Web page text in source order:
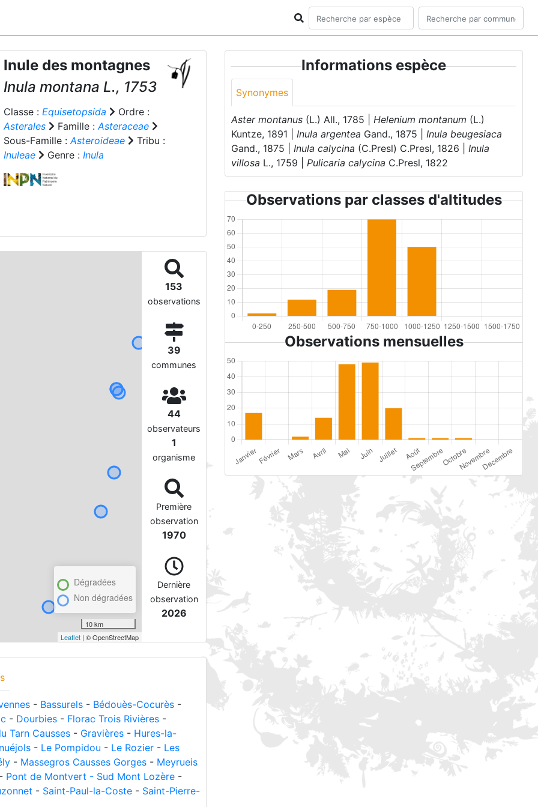
Inule des montagnes
Inula montana L., 1753
Classe : Equisetopsida
Ordre :
Asterales
Famille :Asteraceae
Sous-Famille :Asteroideae
Tribu :
Inuleae
Genre : Inula
Dégradées
Non dégradées
10 km
Leaflet| © OpenStreetMap
153
observations
39
communes
44
observateurs
1
organisme
Première
observation
1970
Dernière
observation
2026
- Bassurels - Bédouès-Cocurès -
- Dourbies - Florac Trois Rivières -
Tarn Causses - Gravières - Hures-la-
- Le Pompidou - Le Rozier - Les
- Massegros Causses Gorges - Meyrueis
Pont de Montvert - Sud Mont Lozère -
- Saint-Paul-la-Coste - Saint-Pierre-
Informations espèce
Synonymes
Aster montanus (L.) All., 1785 |Helenium montanum (L.)
Kuntze, 1891 |Inula argentea Gand., 1875 |Inula beugesiaca
Gand., 1875 |Inula calycina (C.Presl) C.Presl, 1826 |Inula
villosa L., 1759 |Pulicaria calycina C.Presl, 1822
Observations par classes d'altitudes
Observations mensuelles